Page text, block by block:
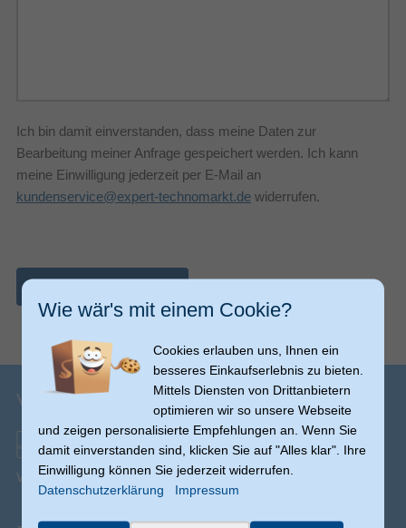
Ich bin damit einverstanden, dass meine Daten zur
Bearbeitung meiner Anfrage gespeichert werden. Ich kann
meine Einwilligung jederzeit per E-Mail an
kundenservice@expert-technomarkt.de widerrufen.
Versandinfos
Versand ab € 0,00(Ausnahmen möglich)
Wie wär's mit einem Cookie?
Cookies erlauben uns, Ihnen ein
besseres Einkaufserlebnis zu bieten.
Mittels Diensten von Drittanbietern
optimieren wir so unsere Webseite
und zeigen personalisierte Empfehlungen an. Wenn Sie
damit einverstanden sind, klicken Sie auf "Alles klar". Ihre
Einwilligung können Sie jederzeit widerrufen.
Datenschutzerklärung
Impressum